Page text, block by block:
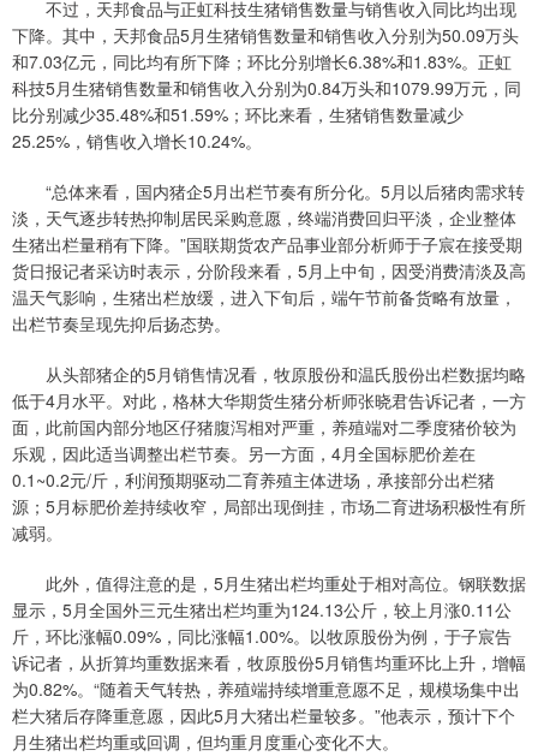
不过，天邦食品与正虹科技生猪销售数量与销售收入同比均出现
下降。其中，天邦食品5月生猪销售数量和销售收入分别为50.09万头
和7.03亿元，同比均有所下降；环比分别增长6.38%和1.83%。正虹
科技5月生猪销售数量和销售收入分别为0.84万头和1079.99万元，同
比分别减少35.48%和51.59%；环比来看，生猪销售数量减少
25.25%，销售收入增长10.24%。
“总体来看，国内猪企5月出栏节奏有所分化。5月以后猪肉需求转
淡，天气逐步转热抑制居民采购意愿，终端消费回归平淡，企业整体
生猪出栏量稍有下降。”国联期货农产品事业部分析师于子宸在接受期
货日报记者采访时表示，分阶段来看，5月上中旬，因受消费清淡及高
温天气影响，生猪出栏放缓，进入下旬后，端午节前备货略有放量，
出栏节奏呈现先抑后扬态势。
从头部猪企的5月销售情况看，牧原股份和温氏股份出栏数据均略
低于4月水平。对此，格林大华期货生猪分析师张晓君告诉记者，一方
面，此前国内部分地区仔猪腹泻相对严重，养殖端对二季度猪价较为
乐观，因此适当调整出栏节奏。另一方面，4月全国标肥价差在
0.1~0.2元/斤，利润预期驱动二育养殖主体进场，承接部分出栏猪
源；5月标肥价差持续收窄，局部出现倒挂，市场二育进场积极性有所
减弱。
此外，值得注意的是，5月生猪出栏均重处于相对高位。钢联数据
显示，5月全国外三元生猪出栏均重为124.13公斤，较上月涨0.11公
斤，环比涨幅0.09%，同比涨幅1.00%。以牧原股份为例，于子宸告
诉记者，从折算均重数据来看，牧原股份5月销售均重环比上升，增幅
为0.82%。“随着天气转热，养殖端持续增重意愿不足，规模场集中出
栏大猪后存降重意愿，因此5月大猪出栏量较多。”他表示，预计下个
月生猪出栏均重或回调，但均重月度重心变化不大。